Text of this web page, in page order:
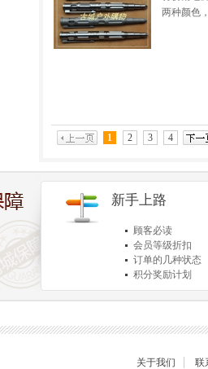
两种颜色
1 2 3 4
新手上路
顾客必读
会员等级折扣
订单的几种状态
积分奖励计划
商品退货保障
关于我们 联